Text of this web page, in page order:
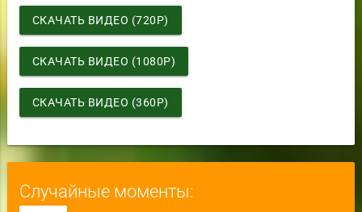
СКАЧАТЬ ВИДЕО (720P)
СКАЧАТЬ ВИДЕО (1080P)
СКАЧАТЬ ВИДЕО (360P)
Случайные моменты: